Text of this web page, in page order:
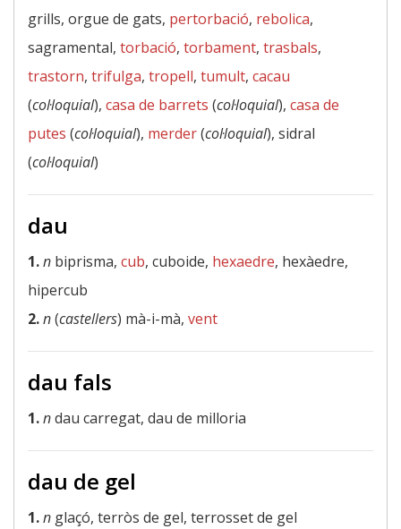
grills, orgue de gats, pertorbació, rebolica,
sagramental, torbació, torbament, trasbals,
trastorn, trifulga, tropell, tumult, cacau
(col·loquial), casa de barrets (col·loquial), casa de
putes (col·loquial), merder(col·loquial), sidral
(col·loquial)
dau
1.n biprisma, cub, cuboide, hexaedre, hexàedre,
hipercub
2.n(castellers) mà-i-mà, vent
dau fals
1.ndau carregat, dau de milloria
dau de gel
1.n glaçó, terròs de gel, terrosset de gel